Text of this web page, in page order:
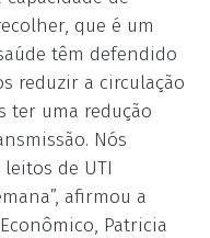
que é um
têm defendido
reduzir a circulação
ter uma redução
Nós
de UTI
afirmou a
Patricia